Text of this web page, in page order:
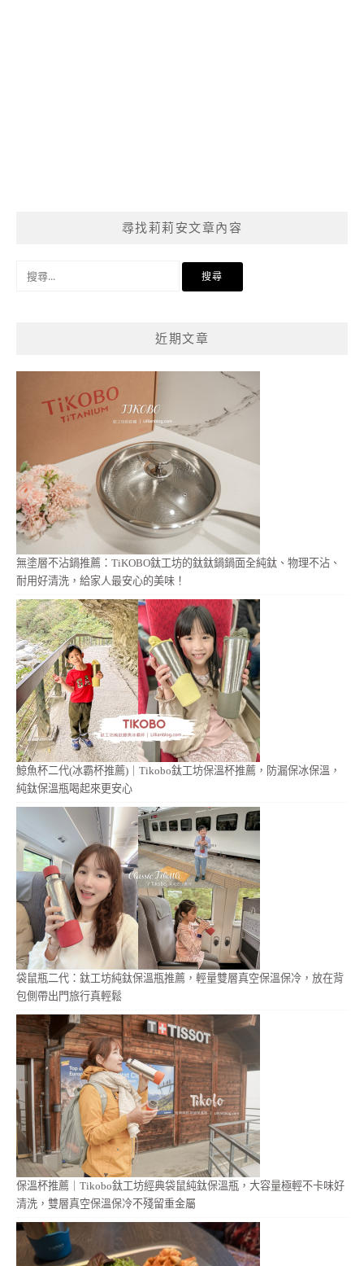
尋找莉莉安文章內容
近期文章
無塗層不沾鍋推薦：TiKOBO鈦工坊的鈦鈦鍋鍋面全純鈦、物理不沾、
耐用好清洗，給家人最安心的美味！
鯨魚杯二代(冰霸杯推薦)｜Tikobo鈦工坊保溫杯推薦，防漏保冰保溫，
純鈦保溫瓶喝起來更安心
袋鼠瓶二代：鈦工坊純鈦保溫瓶推薦，輕量雙層真空保溫保冷，放在背
包側帶出門旅行真輕鬆
保溫杯推薦｜Tikobo鈦工坊經典袋鼠純鈦保溫瓶，大容量極輕不卡味好
清洗，雙層真空保溫保冷不殘留重金屬